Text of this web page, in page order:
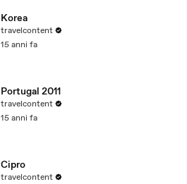
Korea
travelcontent
15 anni fa
Portugal 2011
travelcontent
15 anni fa
Cipro
travelcontent